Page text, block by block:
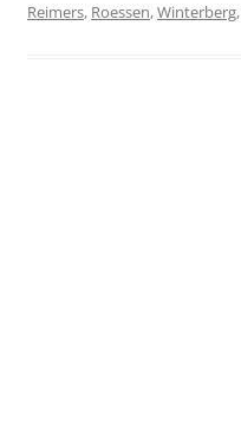
Reimers, Roessen,Winterberg,